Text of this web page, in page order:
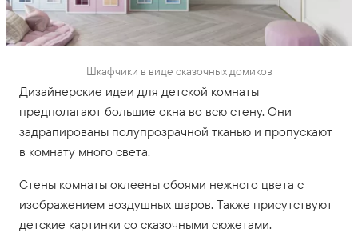
Шкафчики в виде сказочных домиков
Дизайнерские идеи для детской комнаты
предполагают большие окна во всю стену. Они
задрапированы полупрозрачной тканью и пропускают
в комнату много света.
Стены комнаты оклеены обоями нежного цвета с
изображением воздушных шаров. Также присутствуют
детские картинки со сказочными сюжетами.